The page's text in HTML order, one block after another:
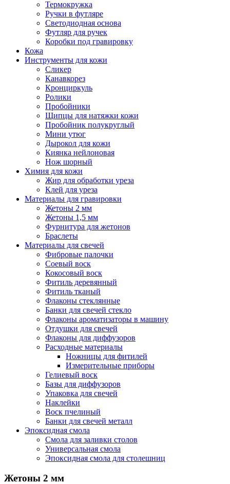
Термокружка
Ручки в футляре
Светодиодная основа
Футляр для ручек
Коробки под гравировку
Кожа
Инструменты для кожи
Сликер
Канавкорез
Кронциркуль
Ролики
Пробойники
Щипцы для натяжки кожи
Пробойник полукруглый
Мини утюг
Дырокол для кожи
Киянка нейлоновая
Нож шорный
Химия для кожи
Жир для обработки уреза
Клей для уреза
Материалы для гравировки
Жетоны 2 мм
Жетоны 1,5 мм
Фурнитура для жетонов
Браслеты
Материалы для свечей
Фибровые палочки
Соевый воск
Кокосовый воск
Фитиль деревянный
Фитиль тканый
Флаконы стеклянные
Банки для свечей стекло
Флаконы ароматизаторы в машину
Отдушки для свечей
Флаконы для диффузоров
Расходные материалы
Ножницы для фитилей
Измерительные приборы
Гелиевый воск
Базы для диффузоров
Упаковка для свечей
Наклейки
Воск пчелиный
Банки для свечей металл
Эпоксидная смола
Смола для заливки столов
Универсальная смола
Эпоксидная смола для столешниц
Жетоны 2 мм